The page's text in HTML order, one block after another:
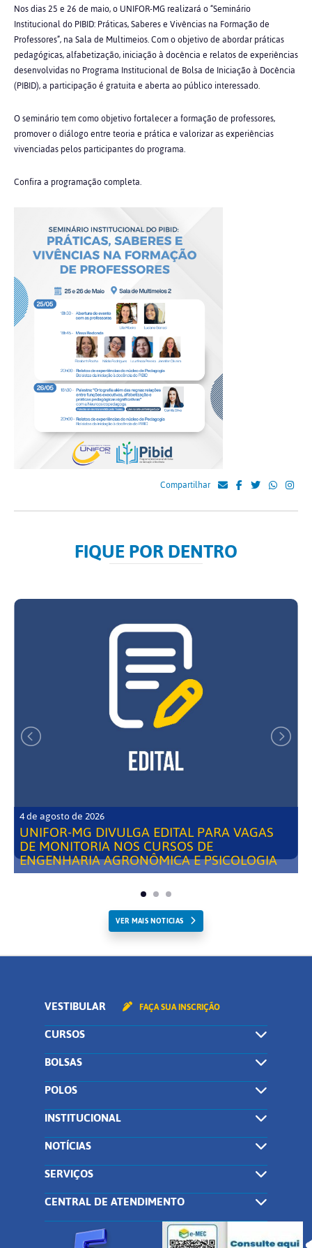
Nos dias 25 e 26 de maio, o UNIFOR-MG realizará o “Seminário
Institucional do PIBID: Práticas, Saberes e Vivências na Formação de
Professores”, na Sala de Multimeios. Com o objetivo de abordar práticas
pedagógicas, alfabetização, iniciação à docência e relatos de experiências
desenvolvidas no Programa Institucional de Bolsa de Iniciação à Docência
(PIBID), a participação é gratuita e aberta ao público interessado.
O seminário tem como objetivo fortalecer a formação de professores,
promover o diálogo entre teoria e prática e valorizar as experiências
vivenciadas pelos participantes do programa.
Confira a programação completa.
Compartilhar
FIQUE POR DENTRO
4 de agosto de 2026
UNIFOR-MG DIVULGA EDITAL PARA VAGAS
DE MONITORIA NOS CURSOS DE
ENGENHARIA AGRONÔMICA E PSICOLOGIA
VER MAIS NOTICIAS
VESTIBULAR FAÇA SUA INSCRIÇÃO
CURSOS
BOLSAS
POLOS
INSTITUCIONAL
NOTÍCIAS
SERVIÇOS
CENTRAL DE ATENDIMENTO